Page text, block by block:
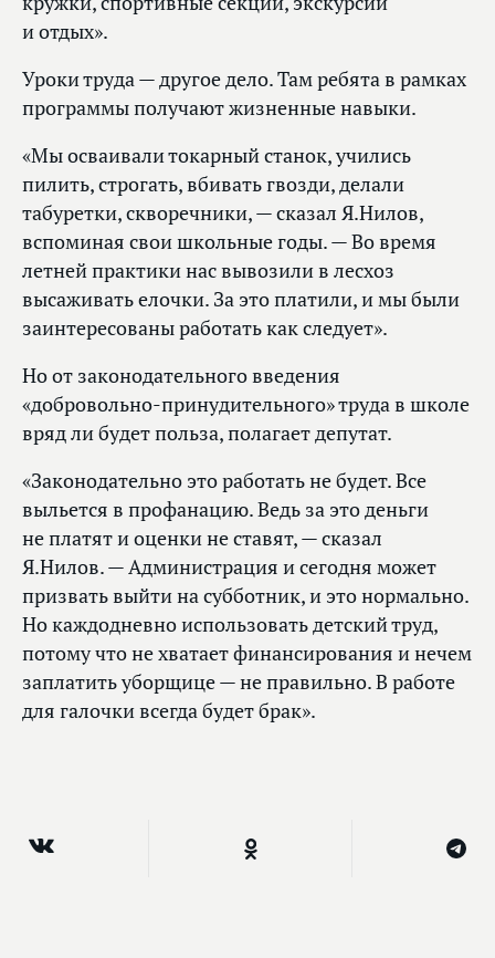
и отдых».
Уроки труда — другое дело. Там ребята в рамках
программы получают жизненные навыки.
«Мы осваивали токарный станок, учились
пилить, строгать, вбивать гвозди, делали
табуретки, скворечники, — сказал Я.Нилов,
вспоминая свои школьные годы. — Во время
летней практики нас вывозили в лесхоз
высаживать елочки. За это платили, и мы были
заинтересованы работать как следует».
Но от законодательного введения
«добровольно-принудительного» труда в школе
вряд ли будет польза, полагает депутат.
«Законодательно это работать не будет. Все
выльется в профанацию. Ведь за это деньги
не платят и оценки не ставят, — сказал
Я.Нилов. — Администрация и сегодня может
призвать выйти на субботник, и это нормально.
Но каждодневно использовать детский труд,
потому что не хватает финансирования и нечем
заплатить уборщице — не правильно. В работе
для галочки всегда будет брак».